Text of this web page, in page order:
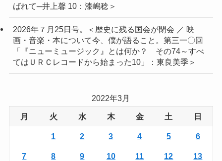
ばれて─井上馨 10：漆嶋稔＞
2026年７月25日号。＜歴史に残る国会が閉会 ／ 映
画・音楽・本について今、僕が語ること。第三一〇回
「『ニューミュージック』とは何か？ その74～すべ
てはＵＲＣレコードから始まった10」：東良美季＞
2022年3月
月 火 水 木 金 土 日
1 2 3 4 5 6
7 8 9 10 11 12 13